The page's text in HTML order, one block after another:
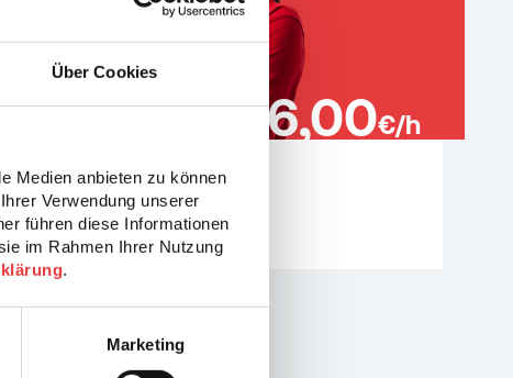
Über Cookies
Medien anbieten zu können
Verwendung unserer
führen diese Informationen
im Rahmen Ihrer Nutzung
.
Marketing
16,00€/h
Lagermitarbeiter (m/w/d)
Waghäusel